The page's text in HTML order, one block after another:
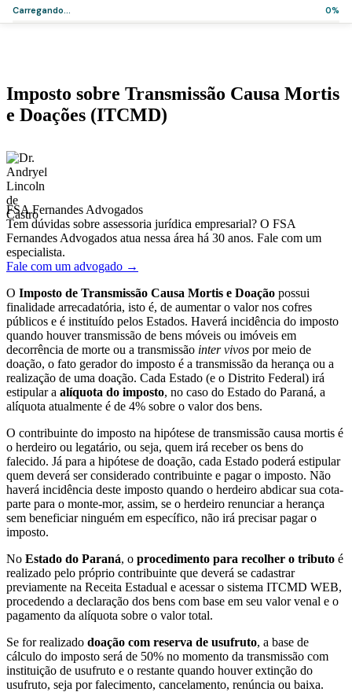
Home>Artigos
(ITCMD)
Imposto sobre Transmissão Causa Mortis
e Doações (ITCMD)
Carregando... 0%
FSA Fernandes Advogados
Tem dúvidas sobre assessoria jurídica empresarial? O FSA
Fernandes Advogados atua nessa área há 30 anos. Fale com um
especialista.
Fale com um advogado →
O Imposto de Transmissão Causa Mortis e Doação possui
finalidade arrecadatória, isto é, de aumentar o valor nos cofres
públicos e é instituído pelos Estados. Haverá incidência do imposto
quando houver transmissão de bens móveis ou imóveis em
decorrência de morte ou a transmissão inter vivos por meio de
doação, o fato gerador do imposto é a transmissão da herança ou a
realização de uma doação. Cada Estado (e o Distrito Federal) irá
estipular a alíquota do imposto, no caso do Estado do Paraná, a
alíquota atualmente é de 4% sobre o valor dos bens.
O contribuinte do imposto na hipótese de transmissão causa mortis é
o herdeiro ou legatário, ou seja, quem irá receber os bens do
falecido. Já para a hipótese de doação, cada Estado poderá estipular
quem deverá ser considerado contribuinte e pagar o imposto. Não
haverá incidência deste imposto quando o herdeiro abdicar sua cota-
parte para o monte-mor, assim, se o herdeiro renunciar a herança
sem beneficiar ninguém em específico, não irá precisar pagar o
imposto.
No Estado do Paraná, o procedimento para recolher o tributo é
realizado pelo próprio contribuinte que deverá se cadastrar
previamente na Receita Estadual e acessar o sistema ITCMD WEB,
procedendo a declaração dos bens com base em seu valor venal e o
pagamento da alíquota sobre o valor total.
Se for realizado doação com reserva de usufruto, a base de
cálculo do imposto será de 50% no momento da transmissão com
instituição de usufruto e o restante quando houver extinção do
usufruto, seja por falecimento, cancelamento, renúncia ou baixa.